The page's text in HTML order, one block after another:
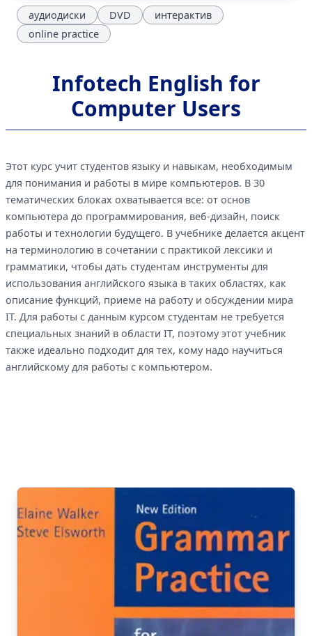
аудиодиски DVD
интерактив
online practice
Infotech English for
Computer Users
Этот курс учит студентов языку и навыкам, необходимым
для понимания и работы в мире компьютеров. В 30
тематических блоках охватывается все: от основ
компьютера до программирования, веб-дизайн, поиск
работы и технологии будущего. В учебнике делается акцент
на терминологию в сочетании с практикой лексики и
грамматики, чтобы дать студентам инструменты для
использования английского языка в таких областях, как
описание функций, приеме на работу и обсуждении мира
IT. Для работы с данным курсом студентам не требуется
специальных знаний в области IT, поэтому этот учебник
также идеально подходит для тех, кому надо научиться
английскому для работы с компьютером.